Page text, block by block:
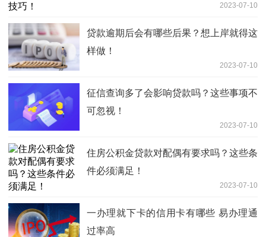
2023-07-10
贷款逾期后会有哪些后果？想上岸就得这
样做！
2023-07-10
征信查询多了会影响贷款吗？这些事项不
可忽视！
2023-07-10
住房公积金贷款对配偶有要求吗？这些条
件必须满足！
2023-07-10
一办理就下卡的信用卡有哪些 易办理通
过率高